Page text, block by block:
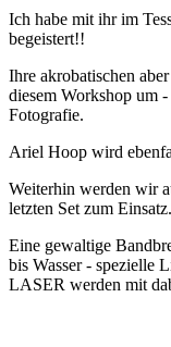
Ich habe mit ihr im
begeistert!!
Ihre akrobatischen
diesem Workshop um
Fotografie.
Ariel Hoop wird
Weiterhin werden wir
letzten Set zum Einsatz.
Eine gewaltige
bis Wasser - spezielle
LASER werden mit